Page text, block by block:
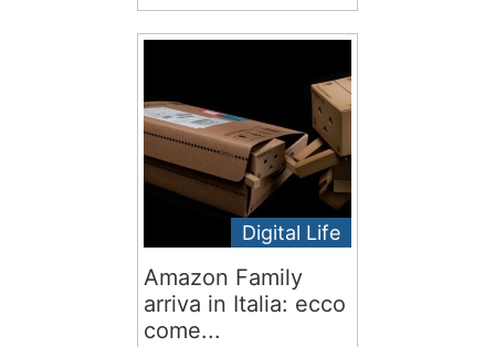
Digital Life
Amazon Family
arriva in Italia: ecco
come...